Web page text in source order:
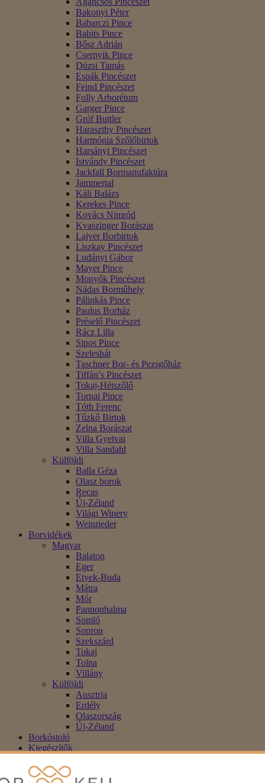
Bakonyi Péter
Babarczi Pince
Babits Pince
Bősz Adrián
Csernyik Pince
Dúzsi Tamás
Espák Pincészet
Feind Pincészet
Folly Arborétum
Garger Pince
Gróf Buttler
Haraszthy Pincészet
Harmónia Szőlőbirtok
Harsányi Pincészet
Istvándy Pincészet
Jackfall Bormanufaktúra
Jammertal
Káli Balázs
Kerekes Pince
Kovács Nimród
Kvaszinger Borászat
Lajver Borbirtok
Liszkay Pincészet
Ludányi Gábor
Mayer Pince
Monyók Pincészet
Nádas Borműhely
Pálinkás Pince
Paulus Borház
Préselő Pincészet
Rácz Lilla
Sipos Pince
Szeleshát
Taschner Bor- és Pezsgőház
Tiffán’s Pincészet
Tokaj-Hétszőlő
Tornai Pince
Tóth Ferenc
Tűzkő Birtok
Zelna Borászat
Villa Gyetvai
Villa Sandahl
Külföldi
Balla Géza
Olasz borok
Recas
Új-Zéland
Világi Winery
Weinrieder
Borvidékek
Magyar
Balaton
Eger
Etyek-Buda
Mátra
Mór
Pannonhalma
Somló
Sopron
Szekszárd
Tokaj
Tolna
Villány
Külföldi
Ausztria
Erdély
Olaszország
Új-Zéland
Borkóstoló
Kiegészítők
Blog
Akció